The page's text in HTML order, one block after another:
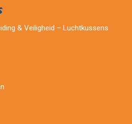
& Veiligheid – Luchtkussens